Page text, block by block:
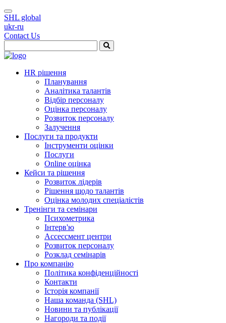
SHL global
ukr-ru
Contact Us
HR рішення
Планування
Аналітика талантів
Відбір персоналу
Оцінка персоналу
Розвиток персоналу
Залучення
Послуги та продукти
Інструменти оцінки
Послуги
Online оцінка
Кейси та рішення
Розвиток лідерів
Рішення щодо талантів
Оцінка молодих спеціалістів
Тренінги та семінари
Психометрика
Iнтерв'ю
Ассессмент центри
Розвиток персоналу
Розклад семінарів
Про компанію
Політика конфіденційності
Контакти
Історія компанії
Наша команда (SHL)
Новини та публікації
Нагороди та події